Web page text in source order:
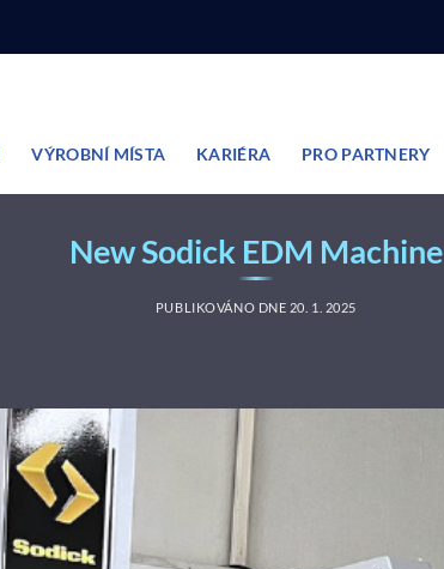
VÝROBNÍ MÍSTA KARIÉRA PRO PARTNERY
New Sodick EDM Machine
PUBLIKOVÁNO DNE 20. 1. 2025